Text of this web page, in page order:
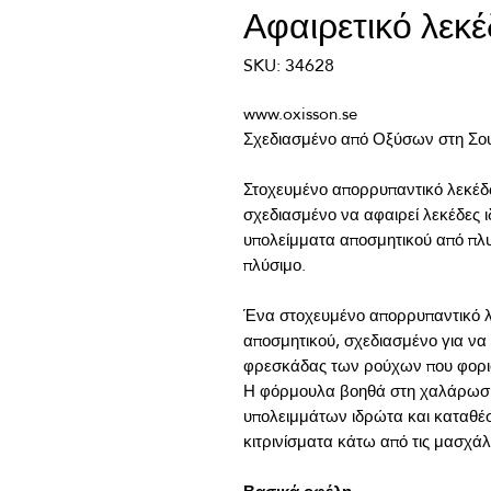
Αφαιρετικό
SKU: 34628
Στοχευμένο απορρυπαντικό
σχεδιασμένο να αφαιρεί λεκέδες
υπολείμματα αποσμητικού από
Ένα στοχευμένο
αποσμητικού, σχεδιασμένο για
φρεσκάδας των ρούχων που
Η φόρμουλα βοηθά στη
υπολειμμάτων ιδρώτα και